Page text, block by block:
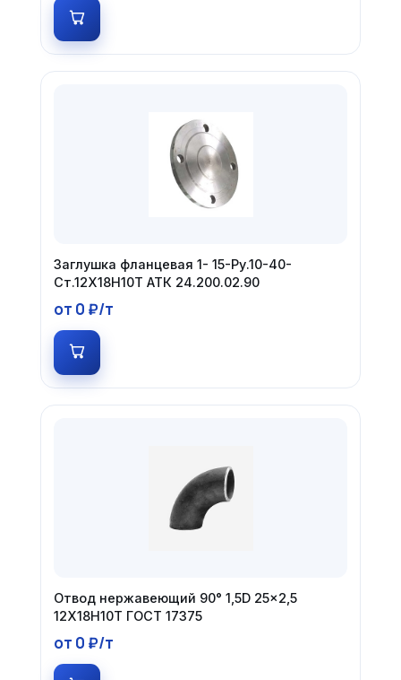
Заглушка фланцевая 1- 15-Ру.10-40-
Ст.12Х18Н10Т АТК 24.200.02.90
от 0 ₽/т
Отвод нержавеющий 90° 1,5D 25×2,5
12Х18Н10Т ГОСТ 17375
от 0 ₽/т